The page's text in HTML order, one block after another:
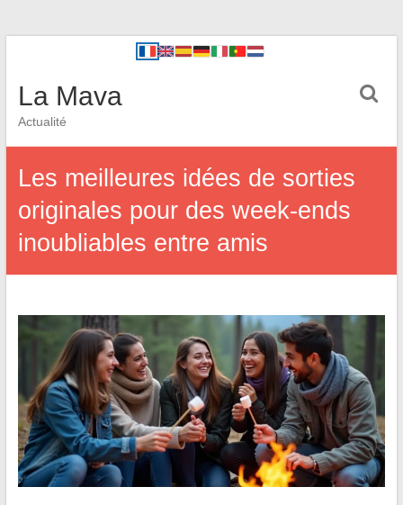
La Mava
Actualité
Les meilleures idées de sorties
originales pour des week-ends
inoubliables entre amis